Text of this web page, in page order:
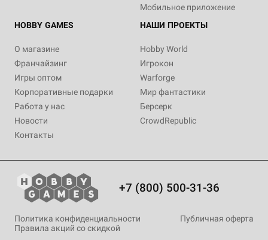
Мобильное приложение
HOBBY GAMES
О магазине
Франчайзинг
Игры оптом
Корпоративные подарки
Работа у нас
Новости
Контакты
НАШИ ПРОЕКТЫ
Hobby World
Игрокон
Warforge
Мир фантастики
Берсерк
CrowdRepublic
+7 (800) 500-31-36
Политика конфиденциальности
Публичная оферта
Правила акций со скидкой